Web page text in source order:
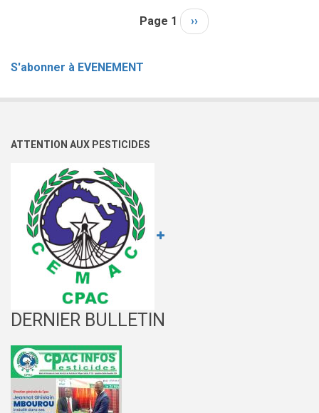
DE
10e
LA
CEMAC
Page 1
Page
suivante
››
S'abonner à EVENEMENT
ATTENTION AUX PESTICIDES
DERNIER BULLETIN